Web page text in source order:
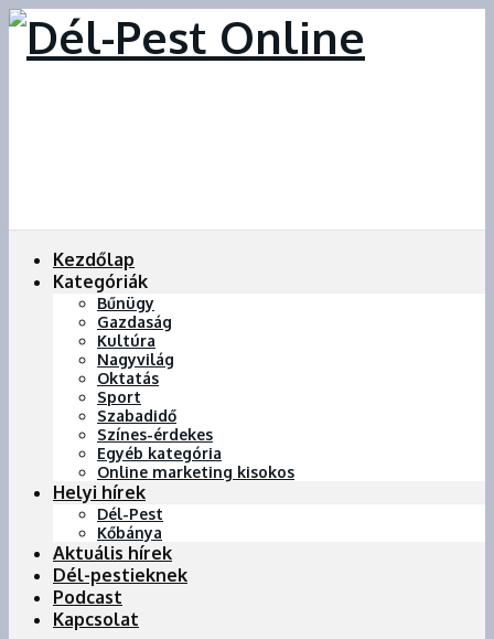
Kezdőlap
Kategóriák
Bűnügy
Gazdaság
Kultúra
Nagyvilág
Oktatás
Sport
Szabadidő
Színes-érdekes
Egyéb kategória
Online marketing kisokos
Helyi hírek
Dél-Pest
Kőbánya
Aktuális hírek
Dél-pestieknek
Podcast
Kapcsolat